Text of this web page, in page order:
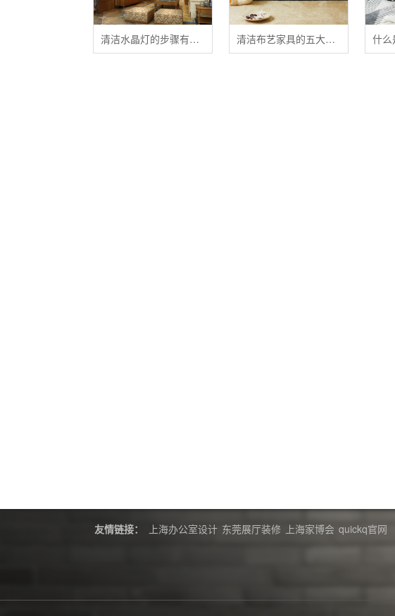
清洁水晶灯的步骤有哪些？ 清洁布艺家具的五大禁忌
友情链接： 上海办公室设计 东莞展厅装修 上海家博会 quickq官网